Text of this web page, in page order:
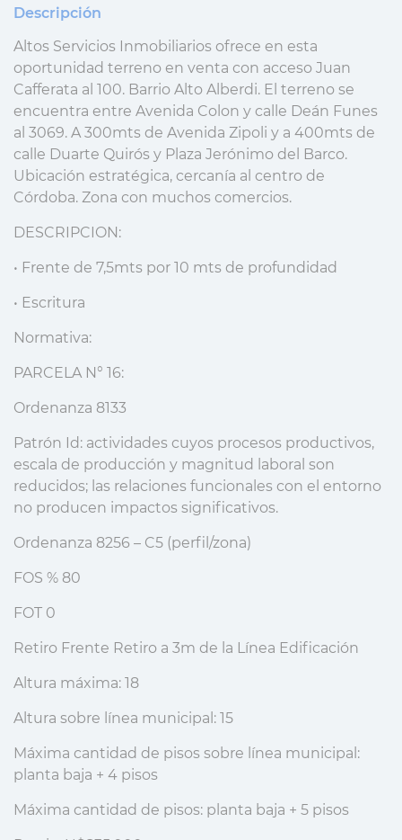
Descripción
Altos Servicios Inmobiliarios ofrece en esta
oportunidad terreno en venta con acceso Juan
Cafferata al 100. Barrio Alto Alberdi. El terreno se
encuentra entre Avenida Colon y calle Deán Funes
al 3069. A 300mts de Avenida Zipoli y a 400mts de
calle Duarte Quirós y Plaza Jerónimo del Barco.
Ubicación estratégica, cercanía al centro de
Córdoba. Zona con muchos comercios.
DESCRIPCION:
• Frente de 7,5mts por 10 mts de profundidad
• Escritura
Normativa:
PARCELA N° 16:
Ordenanza 8133
Patrón Id: actividades cuyos procesos productivos,
escala de producción y magnitud laboral son
reducidos; las relaciones funcionales con el entorno
no producen impactos significativos.
Ordenanza 8256 – C5 (perfil/zona)
FOS % 80
FOT 0
Retiro Frente Retiro a 3m de la Línea Edificación
Altura máxima: 18
Altura sobre línea municipal: 15
Máxima cantidad de pisos sobre línea municipal:
planta baja + 4 pisos
Máxima cantidad de pisos: planta baja + 5 pisos